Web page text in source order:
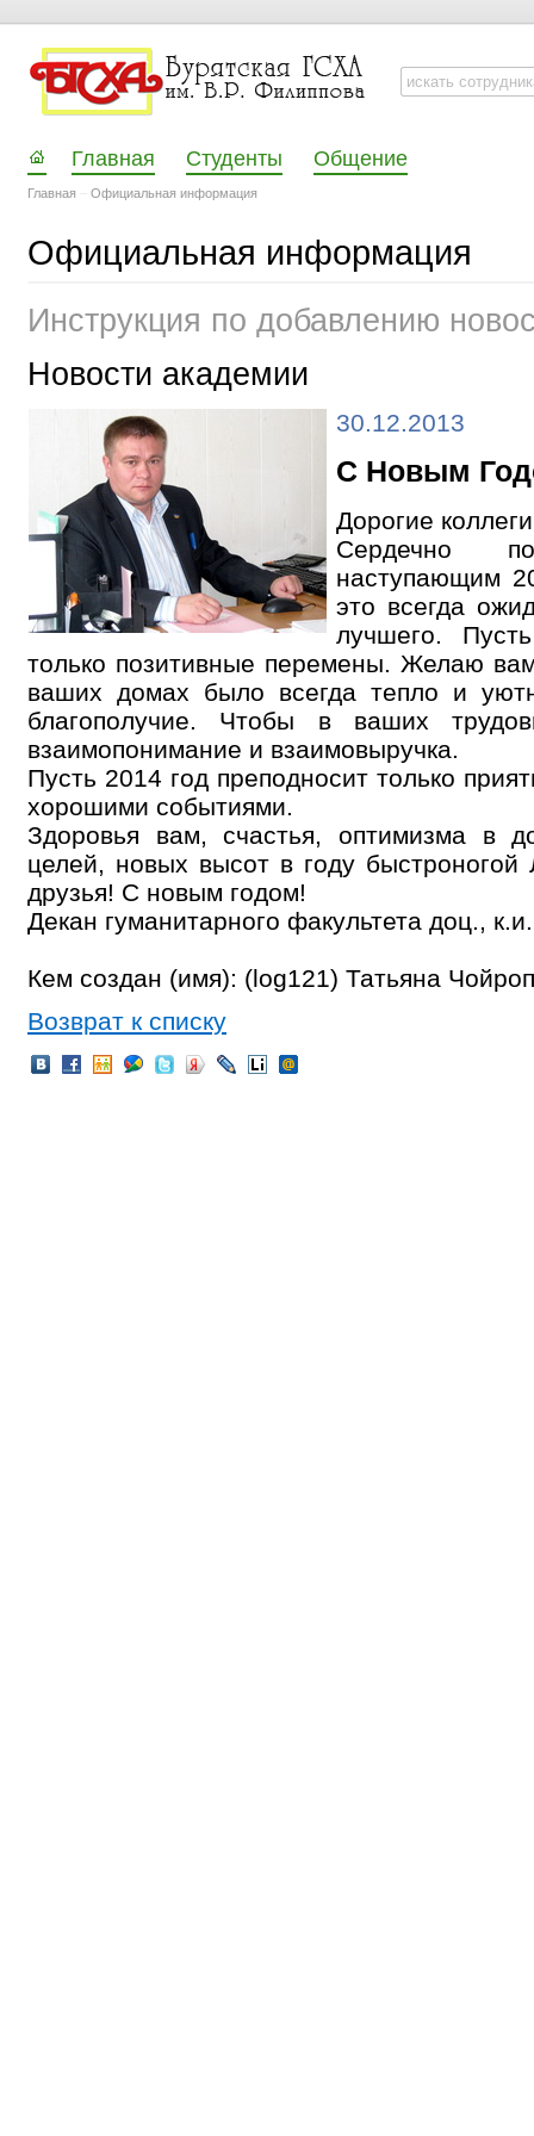
Главная Студенты Общение
Главная Официальная информация
Официальная информация
Инструкция по добавлению
Новости академии
30.12.2013
С Новым
Дорогие
Сердечно
наступающим
это всегда
лучшего.
только позитивные перемены. Желаю
ваших домах было всегда тепло и
благополучие. Чтобы в ваших
взаимопонимание и взаимовыручка.
Пусть 2014 год преподносит только
хорошими событиями.
Здоровья вам, счастья, оптимизма в
целей, новых высот в году
друзья! С новым годом!
Декан гуманитарного факультета доц.,
Кем создан (имя): (log121) Татьяна
Возврат к списку